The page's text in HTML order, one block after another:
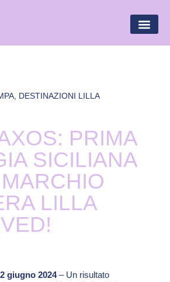
, DESTINAZIONI LILLA
PRIMA
SICILIANA
LILLA
giugno 2024– Un risultato